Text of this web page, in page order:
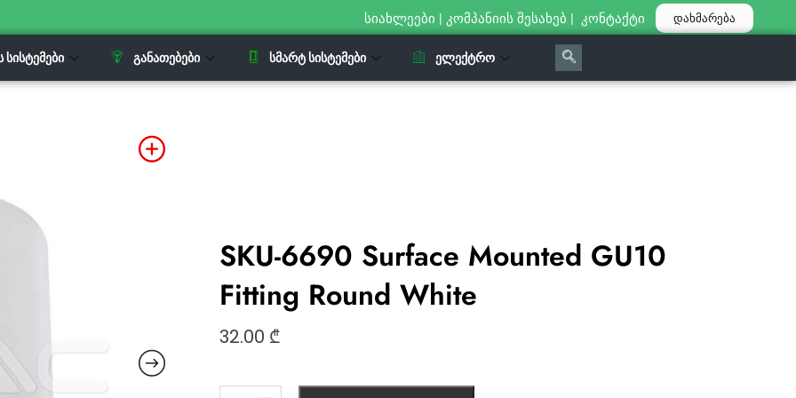
სიახლეები | კომპანიის შესახებ | კონტაქტი დახმარება
ᲡᲘᲡᲢᲔᲛᲔᲑᲘ ᲒᲐᲜᲐᲗᲔᲑᲔᲑᲘ ᲡᲛᲐᲠᲢ ᲡᲘᲡᲢᲔᲛᲔᲑᲘ ᲔᲚᲔᲥᲢᲠᲝ
SKU-6690 Surface Mounted GU10
Fitting Round White
32.00 ₾